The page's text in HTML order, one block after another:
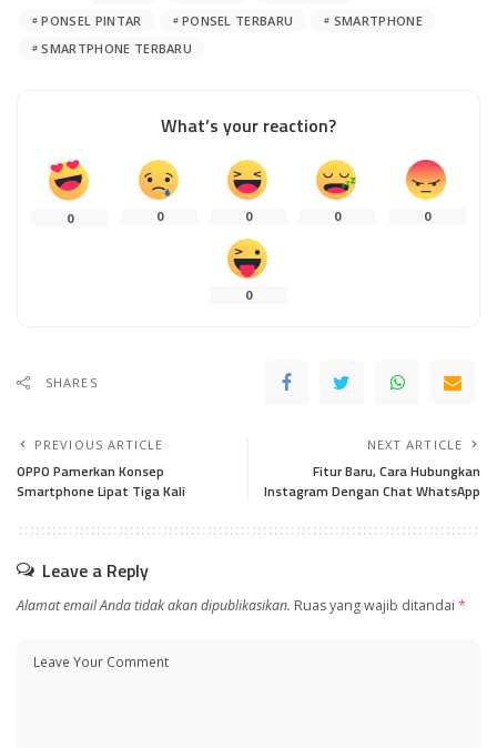
PONSEL PINTAR
PONSEL TERBARU
SMARTPHONE
SMARTPHONE TERBARU
What’s your reaction?
0 0 0 0 0
0
SHARES
PREVIOUS ARTICLE
OPPO Pamerkan Konsep
Smartphone Lipat Tiga Kali
NEXT ARTICLE
Fitur Baru, Cara Hubungkan
Instagram Dengan Chat WhatsApp
Leave a Reply
Alamat email Anda tidak akan dipublikasikan. Ruas yang wajib ditandai *